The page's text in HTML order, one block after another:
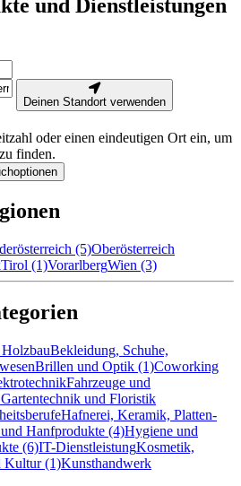
und Dienstleistungen
Deinen Standort verwenden
oder einen eindeutigen Ort ein, um
finden.
(5)Oberösterreich
Tirol (1)VorarlbergWien (3)
Bekleidung, Schuhe,
Brillen und Optik (1)Coworking
Fahrzeuge und
und Floristik
Hafnerei, Keramik, Platten-
Hanfprodukte (4)Hygiene und
(6)IT-DienstleistungKosmetik,
Kultur (1)Kunsthandwerk